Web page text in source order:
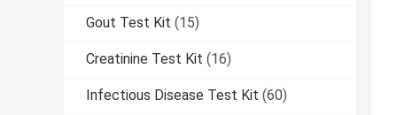
Gout Test Kit (15)
Creatinine Test Kit (16)
Infectious Disease Test Kit (60)